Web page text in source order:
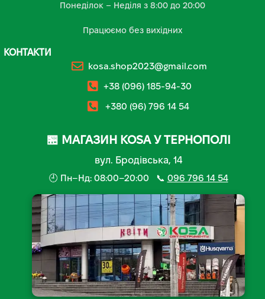
Понеділок – Неділя з 8:00 до 20:00
Працюємо без вихідних
КОНТАКТИ
kosa.shop2023@gmail.com
+38 (096) 185-94-30
+380 (96) 796 14 54
🏪 МАГАЗИН KOSA У ТЕРНОПОЛІ
вул. Бродівська, 14
🕘 Пн–Нд: 08:00–20:00 📞 096 796 14 54